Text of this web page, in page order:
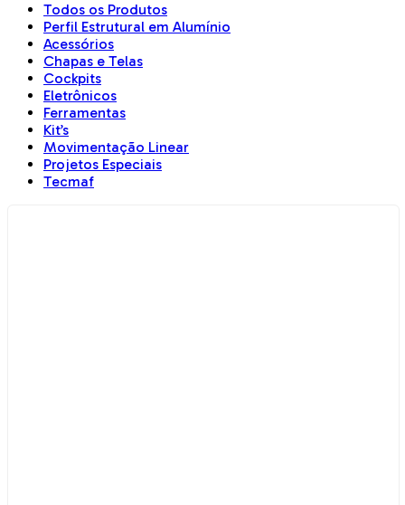
Todos os Produtos
Perfil Estrutural em Alumínio
Acessórios
Chapas e Telas
Cockpits
Eletrônicos
Ferramentas
Kit’s
Movimentação Linear
Projetos Especiais
Tecmaf